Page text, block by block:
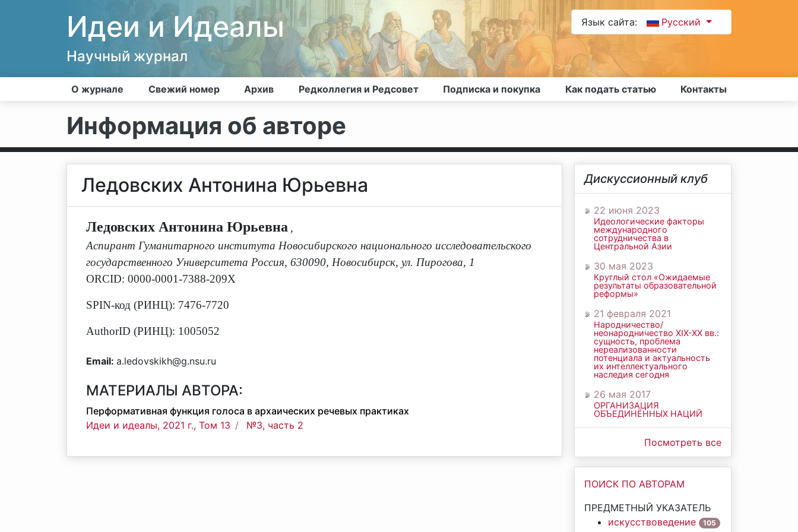
Идеи и Идеалы
Научный журнал
Язык сайта: Русский
О журнале Свежий номер Архив Редколлегия и Редсовет Подписка и покупка Как подать статью Контакты
Информация об авторе
Ледовских Антонина Юрьевна
Ледовских Антонина Юрьевна ,
Аспирант Гуманитарного института Новосибирского национального исследовательского
государственного Университета Россия, 630090, Новосибирск, ул. Пирогова, 1
ORCID: 0000-0001-7388-209X
SPIN-код (РИНЦ): 7476-7720
AuthorID (РИНЦ): 1005052
Email: a.ledovskikh@g.nsu.ru
МАТЕРИАЛЫ АВТОРА:
Перформативная функция голоса в архаических речевых практиках
Идеи и идеалы, 2021 г., Том 13
№3, часть 2
Дискуссионный клуб
22 июня 2023
Идеологические факторы
международного
сотрудничества в
Центральной Азии
30 мая 2023
Круглый стол «Ожидаемые
результаты образовательной
реформы»
21 февраля 2021
Народничество/
неонародничество ХIХ-ХХ вв.:
сущность, проблема
нереализованности
потенциала и актуальность
их интеллектуального
наследия сегодня
26 мая 2017
ОРГАНИЗАЦИЯ
ОБЪЕДИНЁННЫХ НАЦИЙ
Посмотреть все
ПОИСК ПО АВТОРАМ
ПРЕДМЕТНЫЙ УКАЗАТЕЛЬ
искусствоведение
105